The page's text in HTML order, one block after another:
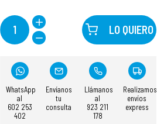
1 LO QUIERO
WhatsApp
al
602 253
402
Envíanos
tu
consulta
Llámanos
al
923 211
178
Realizamos
envíos
express